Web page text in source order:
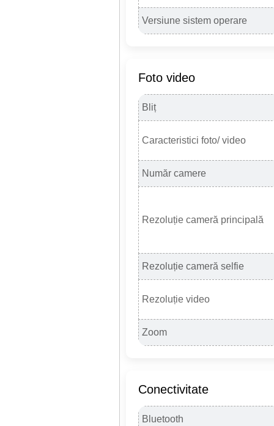
Versiune sistem operare
Foto video
Bliț
Caracteristici foto/ video
Număr camere
Rezoluție cameră principală
Rezoluție cameră selfie
Rezoluție video
Zoom
Conectivitate
Bluetooth